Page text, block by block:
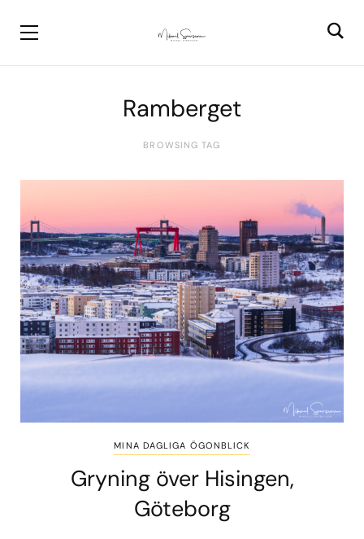
Ramberget
BROWSING TAG
MINA DAGLIGA ÖGONBLICK
Gryning över Hisingen,
Göteborg